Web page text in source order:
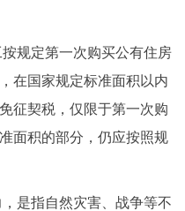
规定第一次购买公有住房
在国家规定标准面积以内
征契税，仅限于第一次购
面积的部分，仍应按照规
是指自然灾害、战争等不